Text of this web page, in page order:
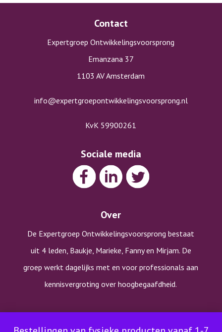
Contact
Expertgroep Ontwikkelingsvoorsprong
Emanzana 37
1103 AV Amsterdam
info@expertgroepontwikkelingsvoorsprong.nl
KvK 59900261
Sociale media
Over
De Expertgroep Ontwikkelingsvoorsprong bestaat
uit 4 leden, Baukje, Marieke, Fanny en Mirjam. De
groep werkt dagelijks met en voor professionals aan
kennisvergroting over hoogbegaafdheid.